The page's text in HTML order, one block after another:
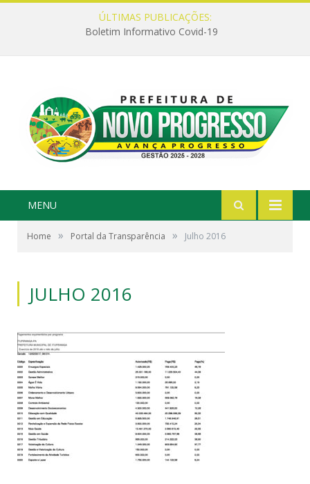
ÚLTIMAS PUBLICAÇÕES:
Boletim Informativo Covid-19
MENU
Home » Portal da Transparência » Julho 2016
JULHO 2016